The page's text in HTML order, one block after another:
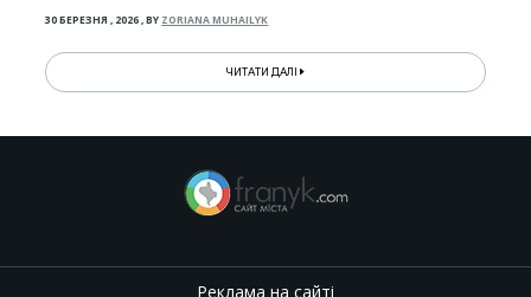
30 БЕРЕЗНЯ , 2026,BY ZORIANA MUHAILYK
ЧИТАТИ ДАЛІ
Реклама на сайті